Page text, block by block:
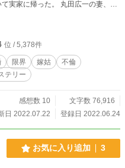
た。 丸田広一の妻、京
いた。自分が家族から嫌われてい
姑、離婚を仄めかす夫、可愛くな
している気がする。渡されていた
提出した。もう私は自由の身だ。
日は通帳が無くなった。いくら探
かとは思うが最近様子が可笑しい
ていた安心できる場所がガラガラと
倒れる家族。 信じていた家
位 / 5,378件
限界 嫁姑
不倫
テリー
感想数 10
文字数 76,916
日 2022.07.22
登録日 2022.06.24
お気に入り追加 3